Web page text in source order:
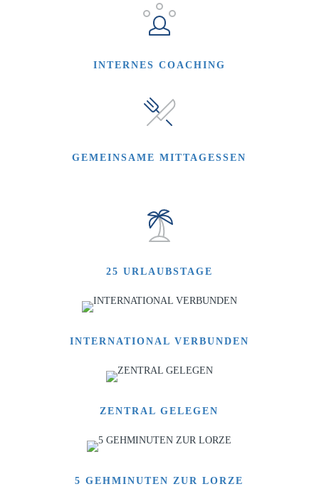
INTERNES COACHING
GEMEINSAME MITTAGESSEN
25 URLAUBSTAGE
INTERNATIONAL VERBUNDEN
ZENTRAL GELEGEN
5 GEHMINUTEN ZUR LORZE